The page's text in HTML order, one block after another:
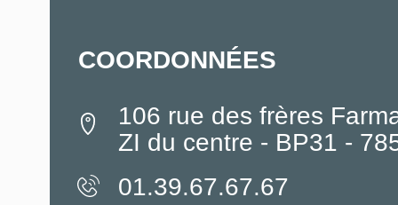
COORDONNÉES
106 rue des frères
ZI du centre - BP31 -
01.39.67.67.67